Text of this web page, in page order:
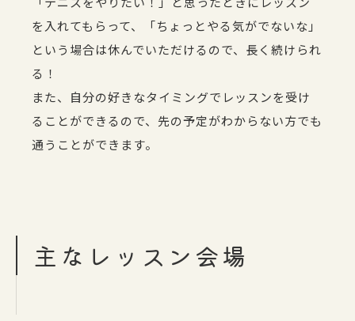
を入れてもらって、「ちょっとやる気がでないな」
という場合は休んでいただけるので、長く続けられ
る！
また、自分の好きなタイミングでレッスンを受け
ることができるので、先の予定がわからない方でも
通うことができます。
主なレッスン会場